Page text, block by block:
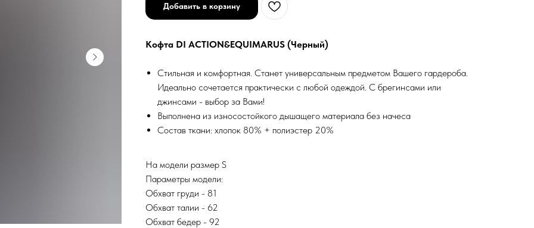
Добавить в корзину
Кофта DI ACTION&EQUIMARUS (Черный)
Стильная и комфортная. Станет универсальным предметом Вашего гардероба.
Идеально сочетается практически с любой одеждой. С брегинсами или
джинсами - выбор за Вами!
Выполнена из износостойкого дышащего материала без начеса
Состав ткани: хлопок 80% + полиэстер 20%
На модели размер S
Параметры модели:
Обхват груди - 81
Обхват талии - 62
Обхват бедер - 92